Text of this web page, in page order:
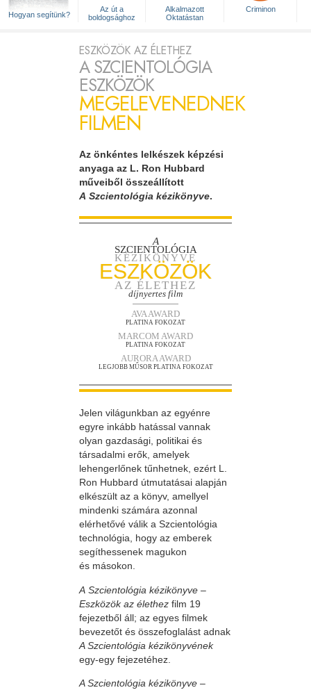
Hogyan segítünk?
Az út a
boldogsághoz
Alkalmazott
Oktatástan
Criminon
ESZKÖZÖK AZ ÉLETHEZ
A SZCIENTOLÓGIA
ESZKÖZÖK
MEGELEVENEDNEK
FILMEN
Az önkéntes lelkészek képzési
anyaga az L. Ron Hubbard
műveiből összeállított
A Szcientológia kézikönyve.
A
SZCIENTOLÓGIA
KÉZIKÖNYVE
ESZKÖZÖK
AZ ÉLETHEZ
díjnyertes film
AVA AWARD
PLATINA FOKOZAT
MARCOM AWARD
PLATINA FOKOZAT
AURORA AWARD
LEGJOBB MŰSOR PLATINA FOKOZAT
Jelen világunkban az egyénre
egyre inkább hatással vannak
olyan gazdasági, politikai és
társadalmi erők, amelyek
lehengerlőnek tűnhetnek, ezért L.
Ron Hubbard útmutatásai alapján
elkészült az a könyv, amellyel
mindenki számára azonnal
elérhetővé válik a Szcientológia
technológia, hogy az emberek
segíthessenek magukon
és másokon.
A Szcientológia kézikönyve –
Eszközök az élethez film 19
fejezetből áll; az egyes filmek
bevezetőt és összefoglalást adnak
A Szcientológia kézikönyvének
egy-egy fejezetéhez.
A Szcientológia kézikönyve –